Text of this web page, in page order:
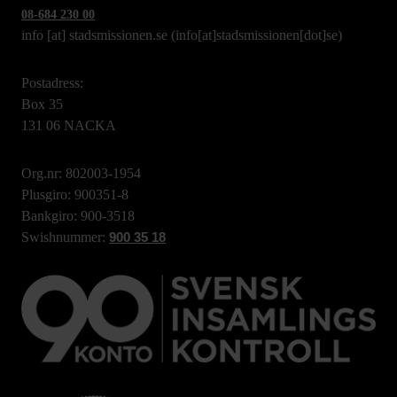
08-684 230 00
info [at] stadsmissionen.se (info[at]stadsmissionen[dot]se)
Postadress:
Box 35
131 06 NACKA
Org.nr: 802003-1954
Plusgiro: 900351-8
Bankgiro: 900-3518
Swishnummer: 900 35 18